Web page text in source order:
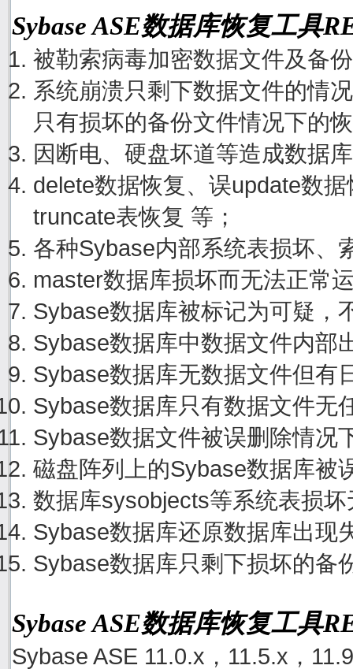
Sybase ASE数据库恢复工具
被勒索病毒加密数据文件及备
系统崩溃只剩下数据文件的情
只有损坏的备份文件情况下的
因断电、硬盘坏道等造成数据
delete数据恢复、误update数
truncate表恢复 等；
各种Sybase内部系统表损坏、
master数据库损坏而无法正常
Sybase数据库被标记为可疑，
Sybase数据库中数据文件内部
Sybase数据库无数据文件但有
Sybase数据库只有数据文件无
Sybase数据文件被误删除情况
磁盘阵列上的Sybase数据库被
数据库sysobjects等系统表损
Sybase数据库还原数据库出现
Sybase数据库只剩下损坏的备
Sybase ASE数据库恢复工具
Sybase ASE 11.0.x，11.5.x，